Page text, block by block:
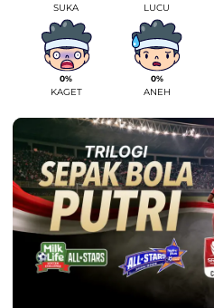
SUKA LUCU
0%
KAGET
0%
ANEH